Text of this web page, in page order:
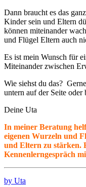
Dann braucht es das
Kinder sein und Eltern
können miteinander
und Flügel Eltern auch
Es ist mein Wunsch für
Miteinander zwischen
Wie siehst du das?
untern auf der Seite oder
Deine Uta
In meiner Beratung
eigenen Wurzeln und
und Eltern zu stärken.
Kennenlerngespräch
by Uta